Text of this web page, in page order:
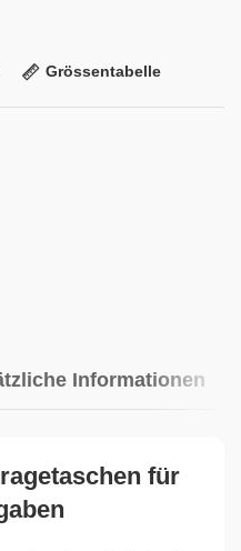
Grössentabelle
Informationen
für